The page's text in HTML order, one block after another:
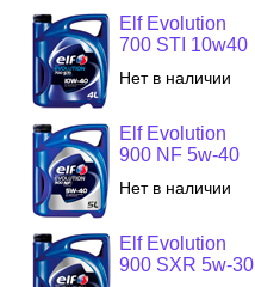
Elf Evolution
700 STI 10w40
Нет в наличии
Elf Evolution
900 NF 5w-40
Нет в наличии
Elf Evolution
900 SXR 5w-30